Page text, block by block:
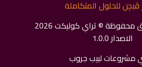
للحلول المتكاملة
© تراي كوليكت 2026
الاصدار 1.0.0
مشروعات لبيب جروب